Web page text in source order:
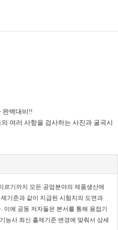
완벽대비!!
여러 사항을 검사하는 사진과 굴곡시
르기까지 모든 공업분야의 제품생산에
기준과 같이 지급된 시험지의 도면과
이에 공동 저자들은 본서를 통해 용접기
능사 최신 출제기준 변경에 맞춰서 상세